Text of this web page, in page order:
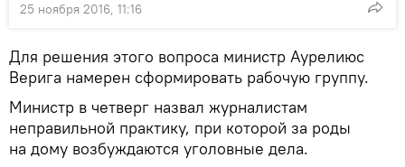
25 ноября 2016, 11:16
Для решения этого вопроса министр Аурелиюс
Верига намерен сформировать рабочую группу.
Министр в четверг назвал журналистам
неправильной практику, при которой за роды
на дому возбуждаются уголовные дела.